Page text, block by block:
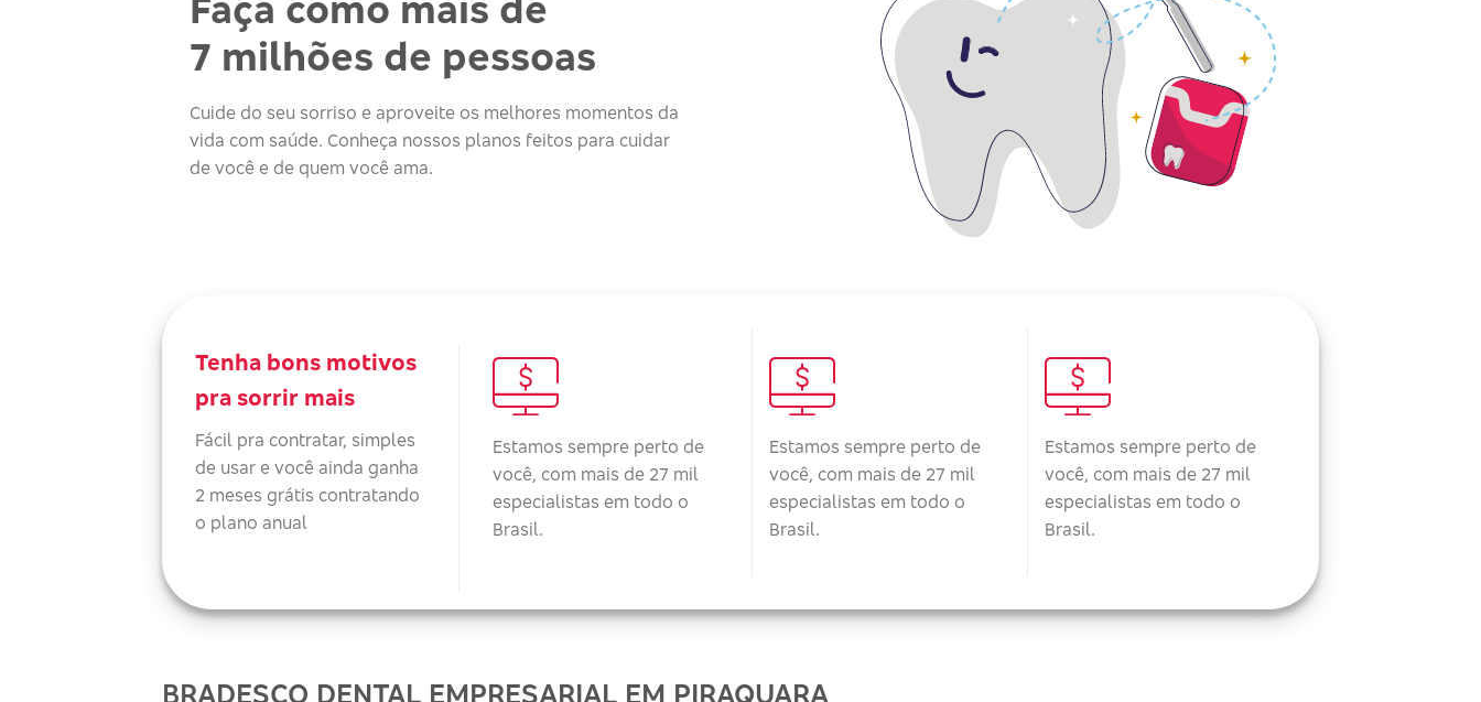
7 milhões de pessoas
Cuide do seu sorriso e aproveite os melhores momentos da
vida com saúde. Conheça nossos planos feitos para cuidar
de você e de quem você ama.
Tenha bons motivos
pra sorrir mais
Fácil pra contratar, simples
de usar e você ainda ganha
2 meses grátis contratando
o plano anual
Estamos sempre perto de
você, com mais de 27 mil
especialistas em todo o
Brasil.
Estamos sempre perto de
você, com mais de 27 mil
especialistas em todo o
Brasil.
Estamos sempre perto de
você, com mais de 27 mil
especialistas em todo o
Brasil.
BRADESCO DENTAL EMPRESARIAL EM PIRAQUARA